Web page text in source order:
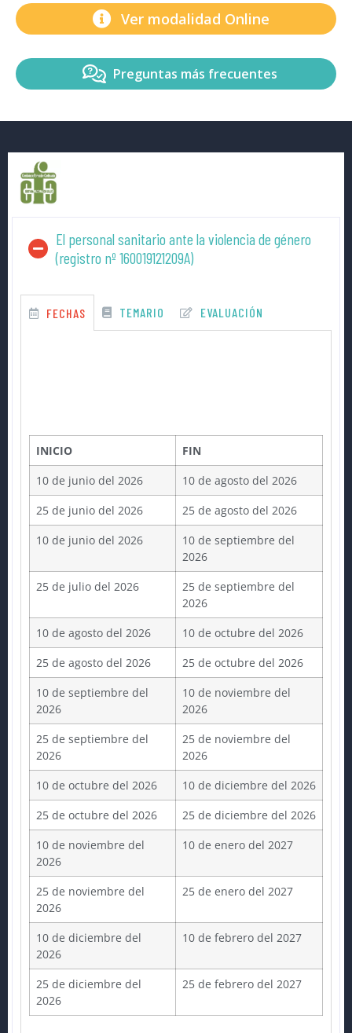
Ver modalidad Online
Preguntas más frecuentes
El personal sanitario ante la violencia de género
(registro nº 160019121209A)
FECHAS TEMARIO EVALUACIÓN
INICIO
FIN
10 de junio del 2026
10 de agosto del 2026
25 de junio del 2026
25 de agosto del 2026
10 de junio del 2026
10 de septiembre del
2026
25 de julio del 2026
25 de septiembre del
2026
10 de agosto del 2026
10 de octubre del 2026
25 de agosto del 2026
25 de octubre del 2026
10 de septiembre del
2026
10 de noviembre del
2026
25 de septiembre del
2026
25 de noviembre del
2026
10 de octubre del 2026
10 de diciembre del 2026
25 de octubre del 2026
25 de diciembre del 2026
10 de noviembre del
2026
10 de enero del 2027
25 de noviembre del
2026
25 de enero del 2027
10 de diciembre del
2026
10 de febrero del 2027
25 de diciembre del
2026
25 de febrero del 2027